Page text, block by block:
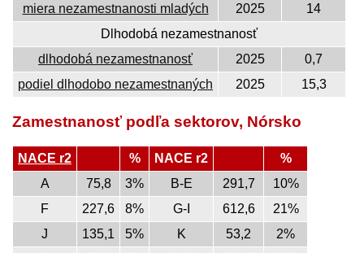
miera nezamestnanosti mladých
2025
14
Dlhodobá nezamestnanosť
dlhodobá nezamestnanosť
2025
0,7
podiel dlhodobo nezamestnaných
2025 15,3
Zamestnanosť podľa sektorov, Nórsko
NACE r2 % NACE r2
%
A
75,8 3% B-E 291,7
10%
F
227,6 8% G-I 612,6
21%
J
135,1 5% K 53,2
2%